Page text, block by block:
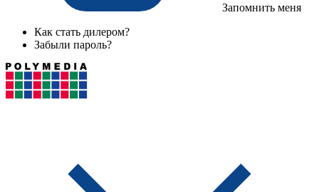
Запомнить меня
Как стать дилером?
Забыли пароль?